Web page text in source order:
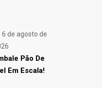
6 de agosto de
Pão De
Em Escala!